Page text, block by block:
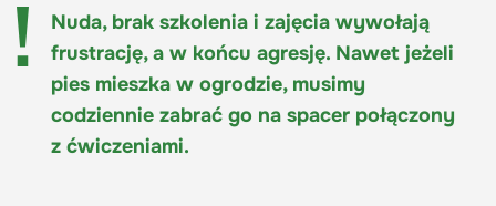
Nuda, brak szkolenia i zajęcia wywołają
frustrację, a w końcu agresję. Nawet jeżeli
pies mieszka w ogrodzie, musimy
codziennie zabrać go na spacer połączony
z ćwiczeniami.